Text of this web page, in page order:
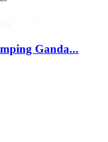
Ganda...